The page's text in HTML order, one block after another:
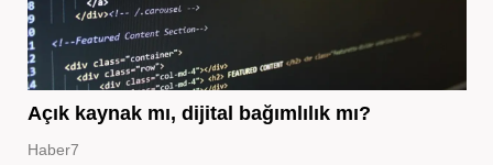
Açık kaynak mı, dijital bağımlılık mı?
Haber7